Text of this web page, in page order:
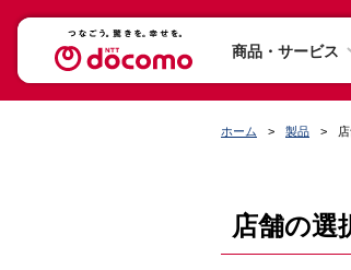
商品・サービス
ホーム 製品
店舗の選